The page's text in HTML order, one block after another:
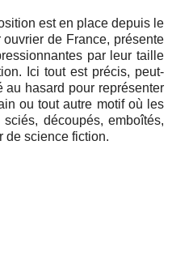
est en place depuis le
de France, présente
par leur taille
Ici tout est précis, peut-
hasard pour représenter
ou tout autre motif où les
découpés, emboîtés,
de science fiction.